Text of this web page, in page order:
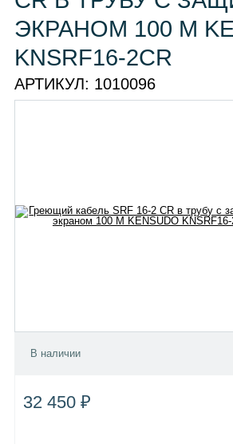
ЭКРАНОМ 100 М
KNSRF16-2CR
АРТИКУЛ: 1010096
В наличии
32 450 ₽